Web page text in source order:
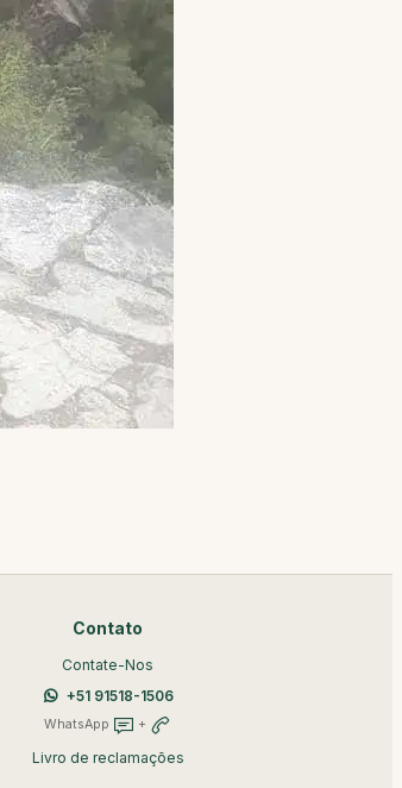
Contato
Contate-Nos
+51 91518-1506
WhatsApp +
Livro de reclamações